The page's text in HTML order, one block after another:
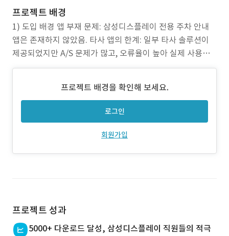
프로젝트 배경
1) 도입 배경 앱 부재 문제: 삼성디스플레이 전용 주차 안내
앱은 존재하지 않았음. 타사 앱의 한계: 일부 타사 솔루션이
제공되었지만 A/S 문제가 많고, 오류율이 높아 실제 사용성
이 낮았음. 실시간 데이터 부재: 주차 가능 여부를 직원들이
지/알림 비효율: 공지사항이나 10부제 안내가 모바일로 즉시
제공되지 않아 정보 전달 속도가 느림.
프로젝트 배경을 확인해 보세요.
로그인
회원가입
프로젝트 성과
5000+ 다운로드 달성, 삼성디스플레이 직원들의 적극